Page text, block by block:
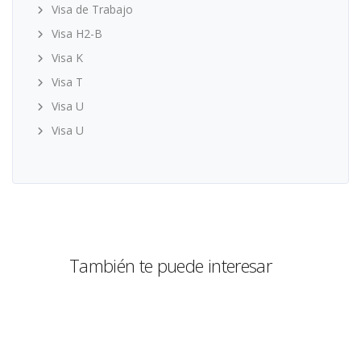
Visa de Trabajo
Visa H2-B
Visa K
Visa T
Visa U
Visa U
También te puede interesar